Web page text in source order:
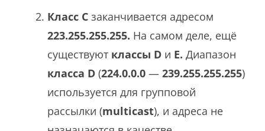
Класс C заканчивается адресом
223.255.255.255. На самом деле, ещё
существуют классы D и E. Диапазон
класса D (224.0.0.0 — 239.255.255.255)
используется для групповой
рассылки (multicast), и адреса не